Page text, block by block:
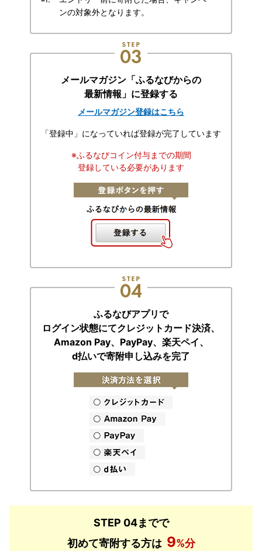
ンの対象外となります。
メールマガジン「ふるなびからの
最新情報」に登録する
メールマガジン登録はこちら
「登録中」になっていれば登録が完了しています
※ふるなびコイン付与までの期間
登録している必要があります
ふるなびアプリで
ログイン状態にてクレジットカード決済、
Amazon Pay、PayPay、楽天ペイ、
d払いで寄附申し込みを完了
STEP 04までで
初めて寄附する方は 9%分